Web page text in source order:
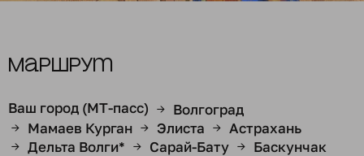
Маршрут
Ваш город (МТ-пасс) → Волгоград
→ Мамаев Курган → Элиста → Астрахань
→ Дельта Волги* → Сарай-Бату → Баскунчак